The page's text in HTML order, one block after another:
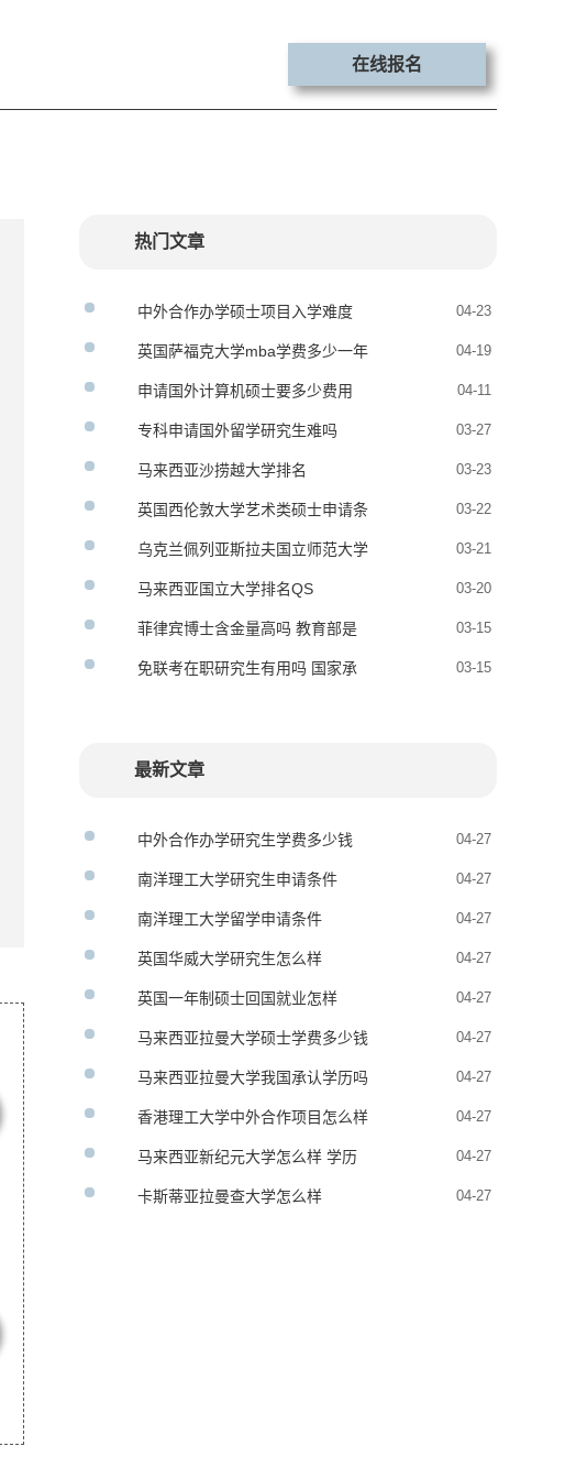
在线报名
热门文章
中外合作办学硕士项目入学难度 04-23
英国萨福克大学mba学费多少一年 04-19
申请国外计算机硕士要多少费用 04-11
专科申请国外留学研究生难吗 03-27
马来西亚沙捞越大学排名 03-23
英国西伦敦大学艺术类硕士申请条
件
03-22
乌克兰佩列亚斯拉夫国立师范大学
硕士申请条件
03-21
马来西亚国立大学排名QS 03-20
菲律宾博士含金量高吗 教育部是
否认证
03-15
免联考在职研究生有用吗 国家承 03-15
最新文章
中外合作办学研究生学费多少钱 04-27
南洋理工大学研究生申请条件 04-27
南洋理工大学留学申请条件 04-27
英国华威大学研究生怎么样 04-27
英国一年制硕士回国就业怎样 04-27
马来西亚拉曼大学硕士学费多少钱 04-27
马来西亚拉曼大学我国承认学历吗 04-27
香港理工大学中外合作项目怎么样 04-27
马来西亚新纪元大学怎么样 学历
承认吗
04-27
卡斯蒂亚拉曼查大学怎么样 04-27